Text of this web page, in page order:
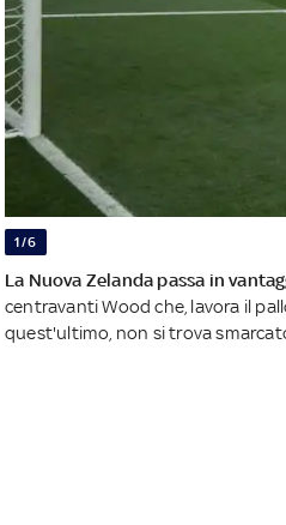
1/6
La Nuova Zelanda passa in
centravanti Wood che, lavora il
quest'ultimo, non si trova